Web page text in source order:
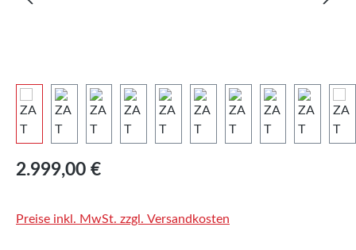
Regulärer Preis:
2.999,00 €
Preise inkl. MwSt. zzgl. Versandkosten